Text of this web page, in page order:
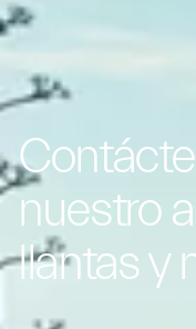
nuestro
llantas y